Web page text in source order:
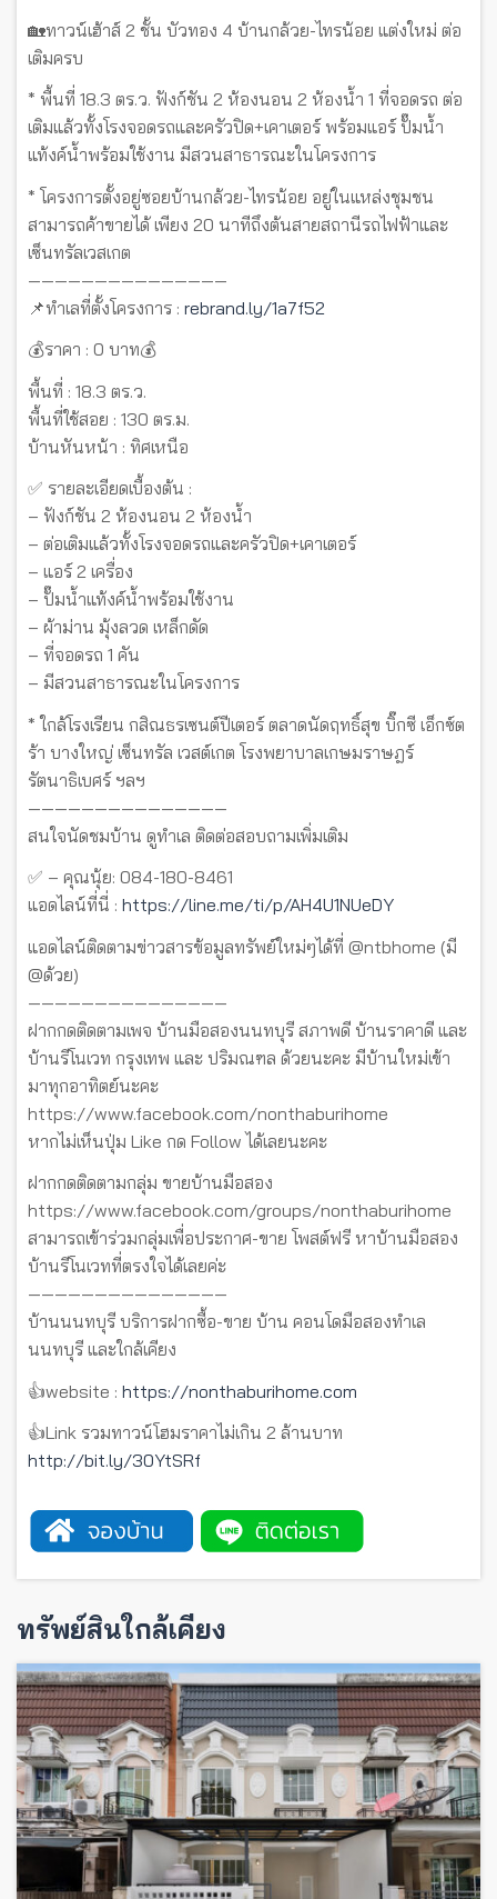
🏡ทาวน์เฮ้าส์ 2 ชั้น บัวทอง 4 บ้านกล้วย-ไทรน้อย แต่งใหม่ ต่อ
เติมครบ
* พื้นที่ 18.3 ตร.ว. ฟังก์ชัน 2 ห้องนอน 2 ห้องน้ำ 1 ที่จอดรถ ต่อ
เติมแล้วทั้งโรงจอดรถและครัวปิด+เคาเตอร์ พร้อมแอร์ ปั๊มน้ำ
แท้งค์น้ำพร้อมใช้งาน มีสวนสาธารณะในโครงการ
* โครงการตั้งอยู่ซอยบ้านกล้วย-ไทรน้อย อยู่ในแหล่งชุมชน
สามารถค้าขายได้ เพียง 20 นาทีถึงต้นสายสถานีรถไฟฟ้าและ
เซ็นทรัลเวสเกต
———————————————
📌ทำเลที่ตั้งโครงการ : rebrand.ly/1a7f52
💰ราคา : 0 บาท💰
พื้นที่ : 18.3 ตร.ว.
พื้นที่ใช้สอย : 130 ตร.ม.
บ้านหันหน้า : ทิศเหนือ
✅ รายละเอียดเบื้องต้น :
– ฟังก์ชัน 2 ห้องนอน 2 ห้องน้ำ
– ต่อเติมแล้วทั้งโรงจอดรถและครัวปิด+เคาเตอร์
– แอร์ 2 เครื่อง
– ปั๊มน้ำแท้งค์น้ำพร้อมใช้งาน
– ผ้าม่าน มุ้งลวด เหล็กดัด
– ที่จอดรถ 1 คัน
– มีสวนสาธารณะในโครงการ
* ใกล้โรงเรียน กสิณธรเซนต์ปีเตอร์ ตลาดนัดฤทธิ์สุข บิ๊กซี เอ็กซ์ต
ร้า บางใหญ่ เซ็นทรัล เวสต์เกต โรงพยาบาลเกษมราษฎร์
รัตนาธิเบศร์ ฯลฯ
———————————————
สนใจนัดชมบ้าน ดูทำเล ติดต่อสอบถามเพิ่มเติม
✅ – คุณนุ้ย: 084-180-8461
แอดไลน์ที่นี่ : https://line.me/ti/p/AH4U1NUeDY
แอดไลน์ติดตามข่าวสารข้อมูลทรัพย์ใหม่ๆได้ที่ @ntbhome (มี
@ด้วย)
———————————————
ฝากกดติดตามเพจ บ้านมือสองนนทบุรี สภาพดี บ้านราคาดี และ
บ้านรีโนเวท กรุงเทพ และ ปริมณฑล ด้วยนะคะ มีบ้านใหม่เข้า
มาทุกอาทิตย์นะคะ
https://www.facebook.com/nonthaburihome
หากไม่เห็นปุ่ม Like กด Follow ได้เลยนะคะ
ฝากกดติดตามกลุ่ม ขายบ้านมือสอง
https://www.facebook.com/groups/nonthaburihome
สามารถเข้าร่วมกลุ่มเพื่อประกาศ-ขาย โพสต์ฟรี หาบ้านมือสอง
บ้านรีโนเวทที่ตรงใจได้เลยค่ะ
———————————————
บ้านนนทบุรี บริการฝากซื้อ-ขาย บ้าน คอนโดมือสองทำเล
นนทบุรี และใกล้เคียง
👍website : https://nonthaburihome.com
👍Link รวมทาวน์โฮมราคาไม่เกิน 2 ล้านบาท
http://bit.ly/30YtSRf
ทรัพย์สินใกล้เคียง